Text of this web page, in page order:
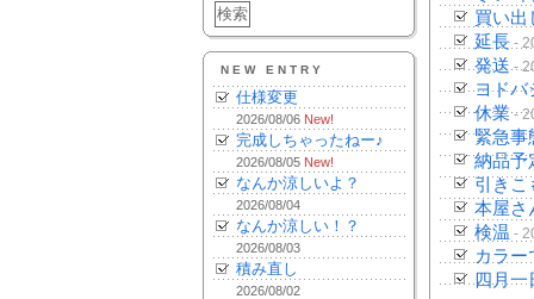
NEW ENTRY
仕様変更
2026/08/06 New!
完成しちゃったねー♪
2026/08/05 New!
なんか涼しいよ？
2026/08/04
なんか涼しい！？
2026/08/03
積み直し
2026/08/02
買い出
延長 -
発送-
ヨドバ
休業-
緊急事
納品予
引きこ
本屋さ
検温 -
カラー
四月一